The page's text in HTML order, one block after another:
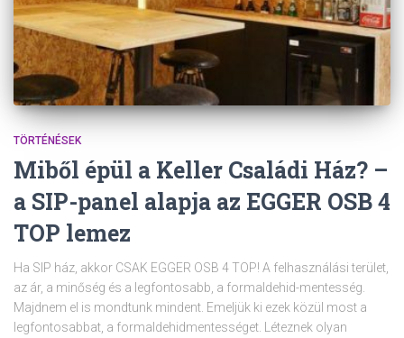
TÖRTÉNÉSEK
Miből épül a Keller Családi Ház? –
a SIP-panel alapja az EGGER OSB 4
TOP lemez
Ha SIP ház, akkor CSAK EGGER OSB 4 TOP! A felhasználási terület,
az ár, a minőség és a legfontosabb, a formaldehid-mentesség.
Majdnem el is mondtunk mindent. Emeljük ki ezek közül most a
legfontosabbat, a formaldehidmentességet. Léteznek olyan